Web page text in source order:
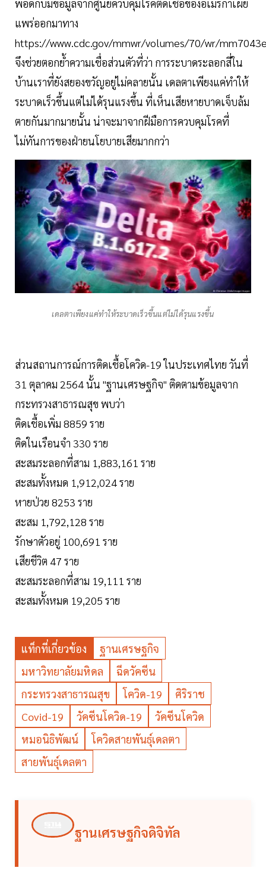
พอดีกับมีข้อมูลจากศูนย์ควบคุมโรคติดเชื้อของอเมริกาเผย
แพร่ออกมาทาง
https://www.cdc.gov/mmwr/volumes/70/wr/
จึงช่วยตอกย้ำความเชื่อส่วนตัวที่ว่า การระบาดระลอกสี่ใน
บ้านเราที่ยังสยองขวัญอยู่ไม่คลายนั้น เดลตาเพียงแค่ทำให้
ระบาดเร็วขึ้นแต่ไม่ได้รุนแรงขึ้น ที่เห็นเสียหายบาดเจ็บล้ม
ตายกันมากมายนั้น น่าจะมาจากฝีมือการควบคุมโรคที่
ไม่ทันการของฝ่ายนโยบายเสียมากกว่า
เดลตาเพียงแค่ทำให้ระบาดเร็วขึ้นแต่ไม่ได้รุนแรงขึ้น
ส่วนสถานการณ์การติดเชื้อโควิด-19 ในประเทศไทย วันที่
31 ตุลาคม 2564 นั้น "ฐานเศรษฐกิจ" ติดตามข้อมูลจาก
กระทรวงสาธารณสุข พบว่า
ติดเชื้อเพิ่ม 8859 ราย
ติดในเรือนจำ 330 ราย
สะสมระลอกที่สาม 1,883,161 ราย
สะสมทั้งหมด 1,912,024 ราย
หายป่วย 8253 ราย
สะสม 1,792,128 ราย
รักษาตัวอยู่ 100,691 ราย
เสียชีวิต 47 ราย
สะสมระลอกที่สาม 19,111 ราย
สะสมทั้งหมด 19,205 ราย
แท็กที่เกี่ยวข้อง
ฐานเศรษฐกิจ
มหาวิทยาลัยมหิดล
ฉีดวัคซีน
กระทรวงสาธารณสุข
โควิด-19
ศิริราช
Covid-19
วัคซีนโควิด-19
วัคซีนโควิด
หมอนิธิพัฒน์
โควิดสายพันธุ์เดลตา
สายพันธุ์เดลตา
ฐานเศรษฐกิจดิจิทัล